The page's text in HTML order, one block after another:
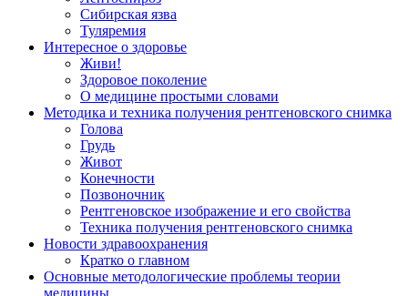
Сибирская язва
Туляремия
Интересное о здоровье
Живи!
Здоровое поколение
О медицине простыми словами
Методика и техника получения рентгеновского снимка
Голова
Грудь
Живот
Конечности
Позвоночник
Рентгеновское изображение и его свойства
Техника получения рентгеновского снимка
Новости здравоохранения
Кратко о главном
Основные методологические проблемы теории
медицины